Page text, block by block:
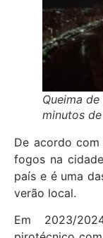
Queima
minutos
De acordo
fogos na
país e é uma
verão local.
Em 2023/